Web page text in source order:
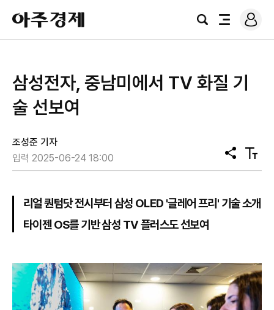
아
주
경
검
전
로
그
삼성전자, 중남미에서 TV 화질 기
술 선보여
조성준 기자
입력 2025-06-24 18:00
공
유
텍
스
기
리얼 퀀텀닷 전시부터 삼성 OLED '글레어 프리' 기술 소개
타이젠 OS를 기반 삼성 TV 플러스도 선보여